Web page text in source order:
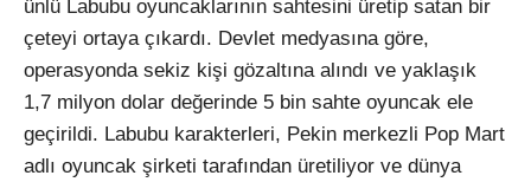
ünlü Labubu oyuncaklarının sahtesini üretip satan bir
çeteyi ortaya çıkardı. Devlet medyasına göre,
operasyonda sekiz kişi gözaltına alındı ve yaklaşık
1,7 milyon dolar değerinde 5 bin sahte oyuncak ele
geçirildi. Labubu karakterleri, Pekin merkezli Pop Mart
adlı oyuncak şirketi tarafından üretiliyor ve dünya